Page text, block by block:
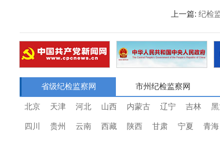
上一篇: 纪检
省级纪检监察网 市州纪检监察网
北京 天津 河北 山西 内蒙古 辽宁 吉林
四川 贵州 云南 西藏 陕西 甘肃 宁夏 青海